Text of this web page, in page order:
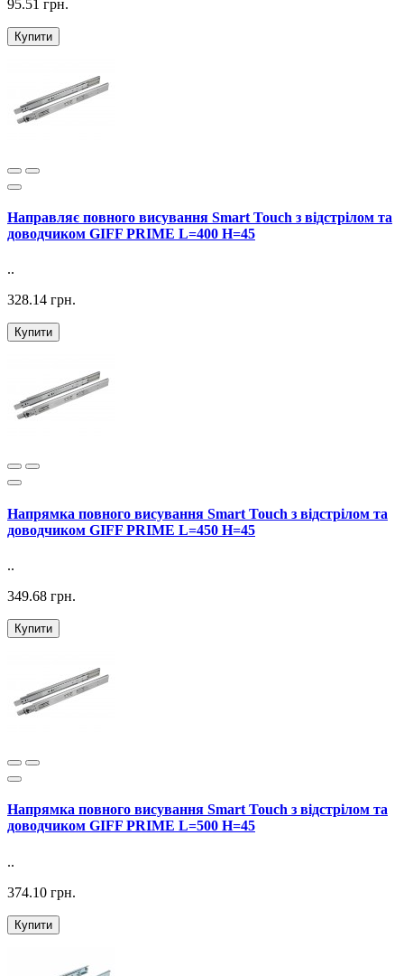
95.51 грн.
Купити
Направляє повного висування Smart Touch з відстрілом та
доводчиком GIFF PRIME L=400 H=45
..
328.14 грн.
Купити
Напрямка повного висування Smart Touch з відстрілом та
доводчиком GIFF PRIME L=450 H=45
..
349.68 грн.
Купити
Напрямка повного висування Smart Touch з відстрілом та
доводчиком GIFF PRIME L=500 H=45
..
374.10 грн.
Купити